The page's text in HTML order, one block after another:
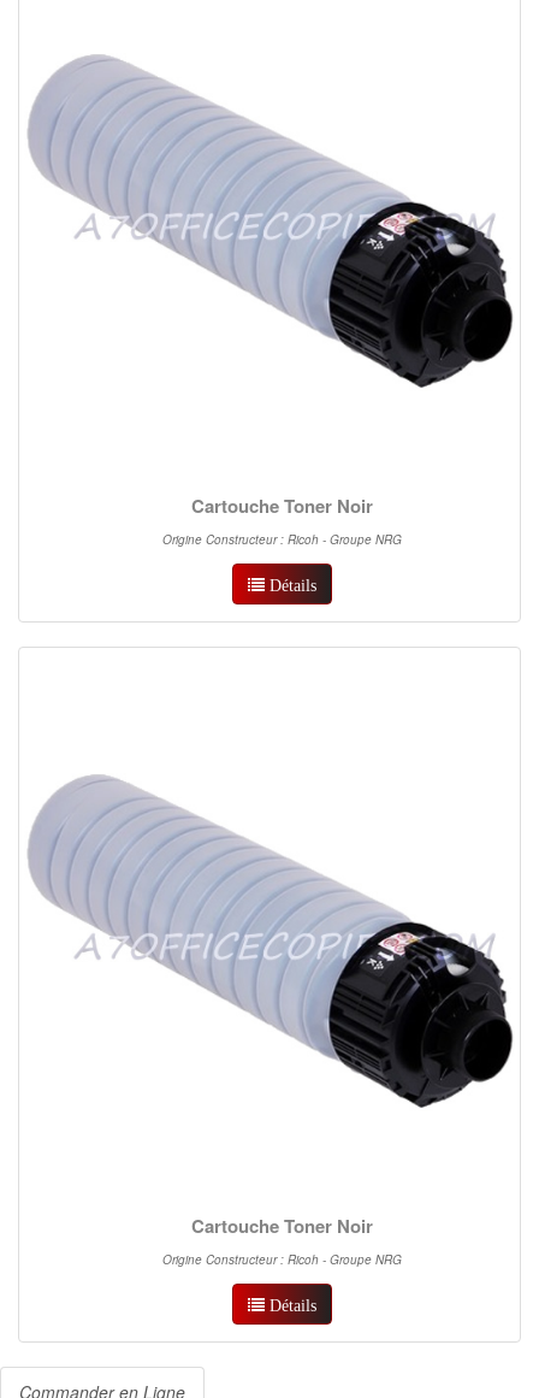
Cartouche Toner Noir
Origine Constructeur : Ricoh - Groupe NRG
Détails
Cartouche Toner Noir
Origine Constructeur : Ricoh - Groupe NRG
Détails
Commander en Ligne